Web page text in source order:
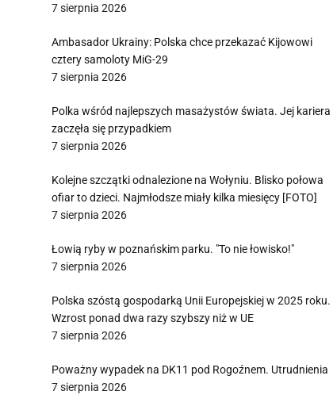
7 sierpnia 2026
Ambasador Ukrainy: Polska chce przekazać Kijowowi
cztery samoloty MiG-29
7 sierpnia 2026
Polka wśród najlepszych masażystów świata. Jej kariera
zaczęła się przypadkiem
7 sierpnia 2026
Kolejne szczątki odnalezione na Wołyniu. Blisko połowa
ofiar to dzieci. Najmłodsze miały kilka miesięcy [FOTO]
7 sierpnia 2026
Łowią ryby w poznańskim parku. "To nie łowisko!"
7 sierpnia 2026
Polska szóstą gospodarką Unii Europejskiej w 2025 roku.
Wzrost ponad dwa razy szybszy niż w UE
7 sierpnia 2026
Poważny wypadek na DK11 pod Rogoźnem. Utrudnienia
7 sierpnia 2026